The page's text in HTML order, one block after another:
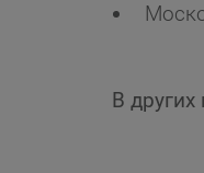
В других